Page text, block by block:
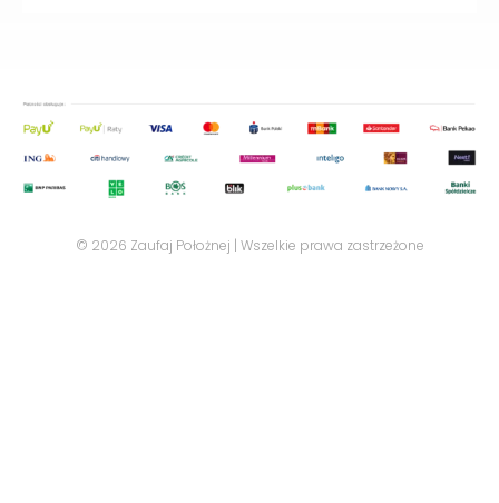
© 2026 Zaufaj Położnej | Wszelkie prawa zastrzeżone